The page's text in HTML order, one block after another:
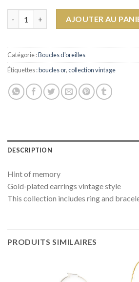
AJOUTER AU
Catégorie :Boucles d'oreilles
Étiquettes :boucles or,collection vintage
DESCRIPTION
Hint of memory
Gold-plated earrings vintage style
This collection includes ring and
PRODUITS SIMILAIRES